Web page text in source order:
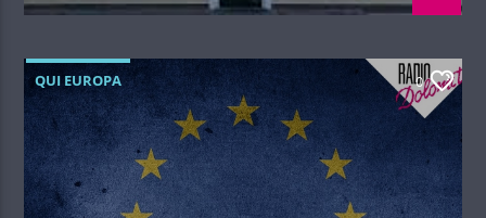
QUI EUROPA 0